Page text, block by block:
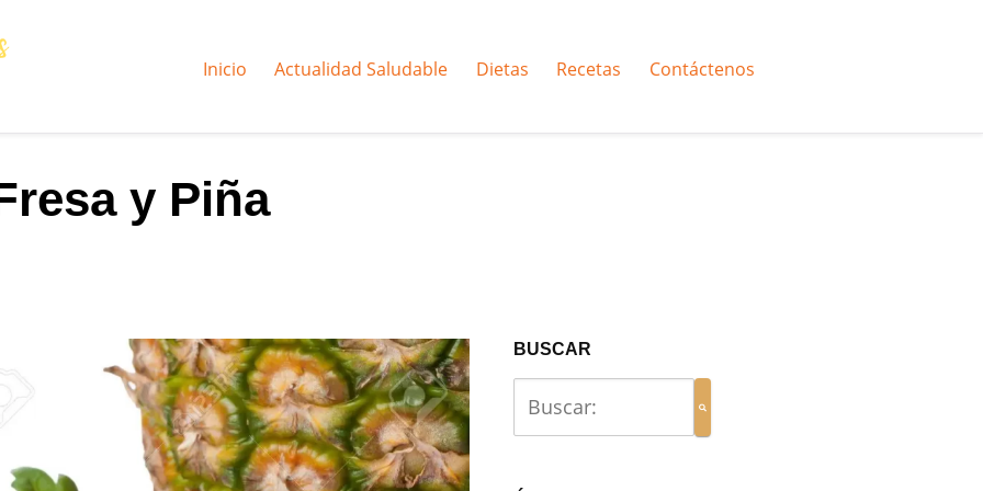
Inicio Actualidad Saludable Dietas Recetas Contáctenos
y Piña
BUSCAR